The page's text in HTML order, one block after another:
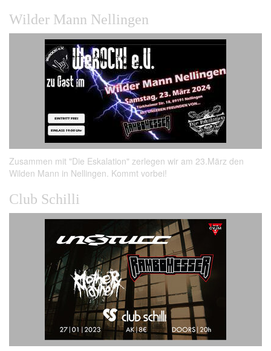
Wilder Mann Nellingen
Zusammen mit "Die Eskalation" zerlegen wir am 23.März den
Wilden Mann in Nellingen. Kommt vorbei!
Club Schilli